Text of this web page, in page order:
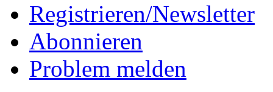
Registrieren/Newsletter
Abonnieren
Problem melden